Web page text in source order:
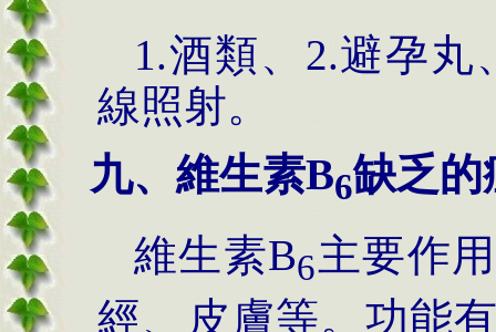
1.酒類、2.避孕丸
線照射。
九、維生素B6缺乏的
維生素B6主要作
經、皮膚等。功能